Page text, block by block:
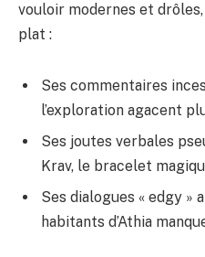
vouloir modernes et
plat :
Ses commentaires
l’exploration agacent
Ses joutes verbales
Krav, le bracelet
Ses dialogues « edgy »
habitants d’Athia